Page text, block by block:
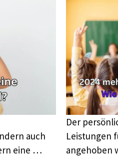
auch
eine …
Der
Leistungen